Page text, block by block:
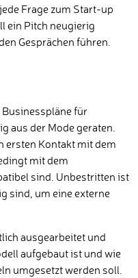
Frage zum Start-up
ein Pitch neugierig
Gesprächen führen.
Businesspläne für
aus der Mode geraten.
ersten Kontakt mit dem
mit dem
sind. Unbestritten ist
sind, um eine externe
ausgearbeitet und
aufgebaut ist und wie
umgesetzt werden soll.